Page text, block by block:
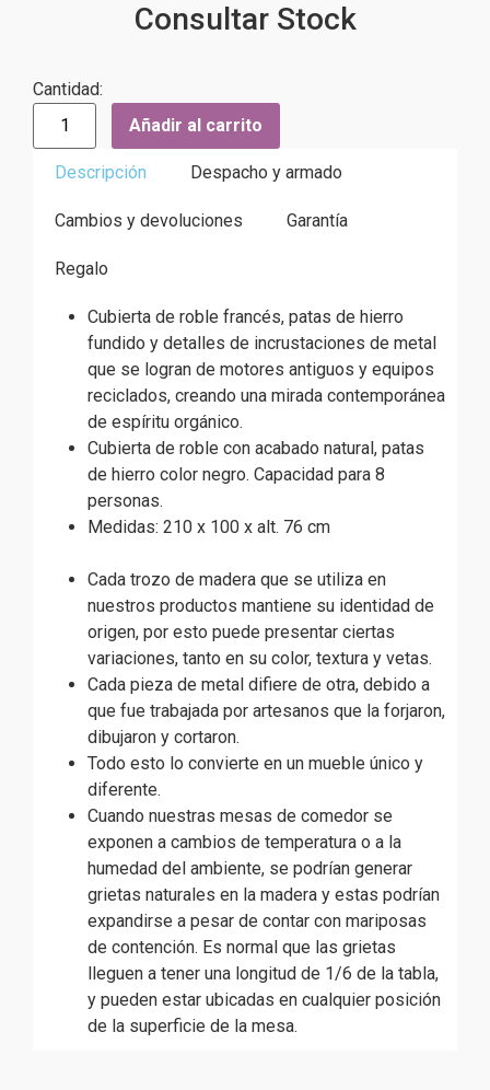
Consultar Stock
Cantidad:
Añadir al carrito
Descripción Despacho y armado
Cambios y devoluciones Garantía
Regalo
Cubierta de roble francés, patas de hierro
fundido y detalles de incrustaciones de metal
que se logran de motores antiguos y equipos
reciclados, creando una mirada contemporánea
de espíritu orgánico.
Cubierta de roble con acabado natural, patas
de hierro color negro. Capacidad para 8
personas.
Medidas: 210 x 100 x alt. 76 cm
Cada trozo de madera que se utiliza en
nuestros productos mantiene su identidad de
origen, por esto puede presentar ciertas
variaciones, tanto en su color, textura y vetas.
Cada pieza de metal difiere de otra, debido a
que fue trabajada por artesanos que la forjaron,
dibujaron y cortaron.
Todo esto lo convierte en un mueble único y
diferente.
Cuando nuestras mesas de comedor se
exponen a cambios de temperatura o a la
humedad del ambiente, se podrían generar
grietas naturales en la madera y estas podrían
expandirse a pesar de contar con mariposas
de contención. Es normal que las grietas
lleguen a tener una longitud de 1/6 de la tabla,
y pueden estar ubicadas en cualquier posición
de la superficie de la mesa.